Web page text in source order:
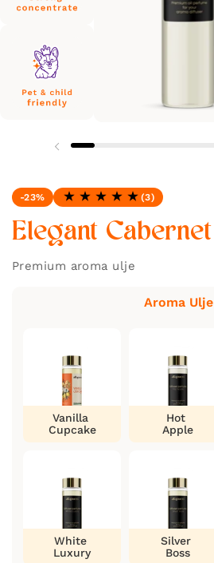
-23%
Ocjena: 5.0 od 5
(3)
Elegant Cabernet
Premium aroma ulje
Aroma Ulje
Vanilla
Cupcake
Hot
Apple
White
Luxury
Silver
Boss